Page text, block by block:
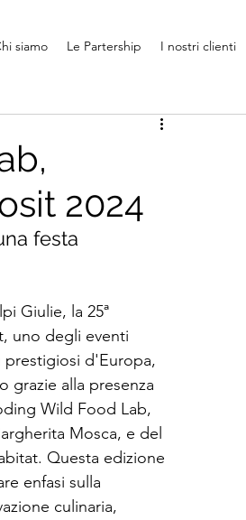
siamo Le Partership I nostri clienti
2024
festa
Giulie, la 25ª
uno degli eventi
d'Europa,
grazie alla presenza
Wild Food Lab,
Mosca, e del
Questa edizione
enfasi sulla
culinaria,